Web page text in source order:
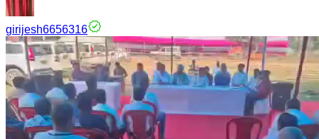
girijesh6656316